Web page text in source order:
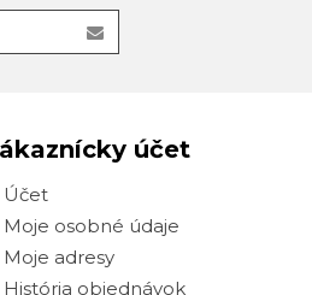
účet
Účet
Moje osobné údaje
Moje adresy
História objednávok